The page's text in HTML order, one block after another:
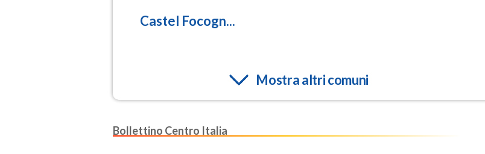
Castel Focogn...
Mostra altri comuni
Bollettino Centro Italia